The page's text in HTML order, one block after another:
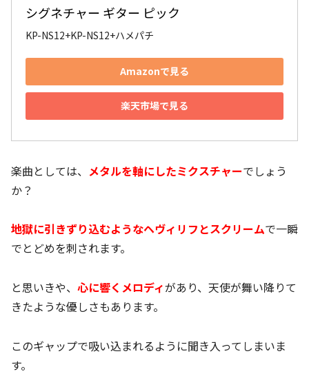
シグネチャー ギター ピック
KP-NS12+KP-NS12+ハメパチ
Amazonで見る
楽天市場で見る
楽曲としては、 メタルを軸にしたミクスチャーでしょう
か？
地獄に引きずり込むようなヘヴィリフとスクリームで一瞬
でとどめを刺されます。
と思いきや、 心に響くメロディがあり、天使が舞い降りて
きたような優しさもあります。
このギャップで吸い込まれるように聞き入ってしまいま
す。